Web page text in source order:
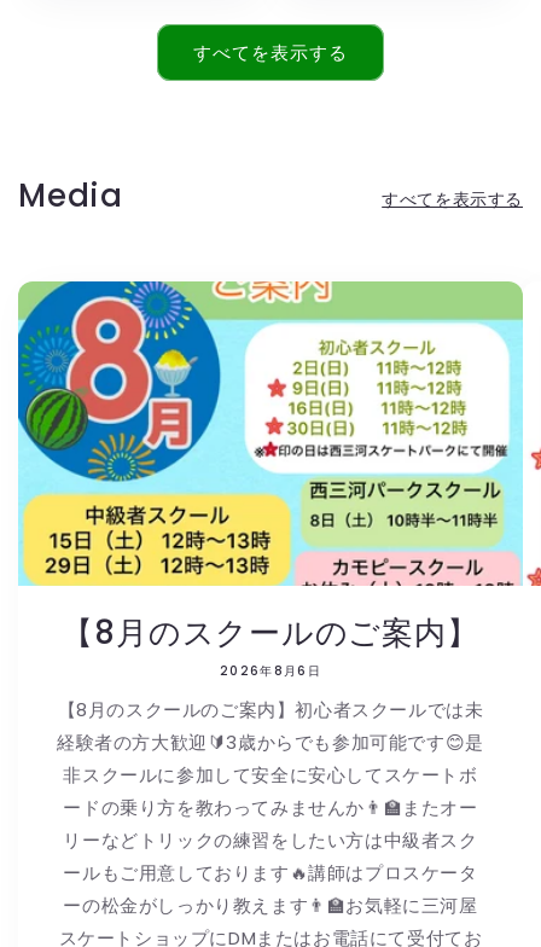
すべてを表示する
Media すべてを表示する
【8月のスクールのご案内】
2026年8月6日
【8月のスクールのご案内】初心者スクールでは未
経験者の方大歓迎🔰3歳からでも参加可能です😊是
非スクールに参加して安全に安心してスケートボ
ードの乗り方を教わってみませんか👨🏫またオー
リーなどトリックの練習をしたい方は中級者スク
ールもご用意しております🔥講師はプロスケータ
ーの松金がしっかり教えます👨🏫お気軽に三河屋
スケートショップにDMまたはお電話にて受付てお